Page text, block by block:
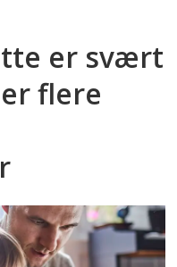
er svært
flere